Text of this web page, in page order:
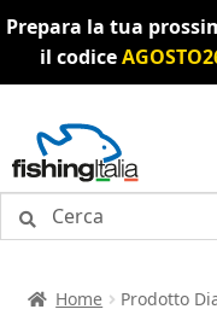
Prepara la tua
il codice
alla
navigazione
al
contenuto
Home Prodotto